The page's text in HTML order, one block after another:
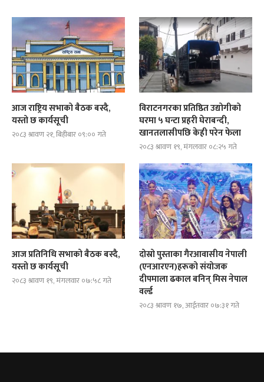
आज राष्ट्रिय सभाको बैठक बस्दै,
यस्तो छ कार्यसूची
२०८३ श्रावण २१, बिहीबार ०९:०० गते
विराटनगरका प्रतिष्ठित उद्योगीको
घरमा ५ घन्टा प्रहरी घेराबन्दी,
खानतलासीपछि केही परेन फेला
२०८३ श्रावण १९, मंगलवार ०८:२५ गते
आज प्रतिनिधि सभाको बैठक बस्दै,
यस्तो छ कार्यसूची
२०८३ श्रावण १९, मंगलवार ०७:५८ गते
दोस्रो पुस्ताका गैरआवासीय नेपाली
(एनआरएन)हरूको संयोजक
दीपमाला ढकाल बनिन् मिस नेपाल
वर्ल्ड
२०८३ श्रावण १७, आईतवार ०७:३१ गते